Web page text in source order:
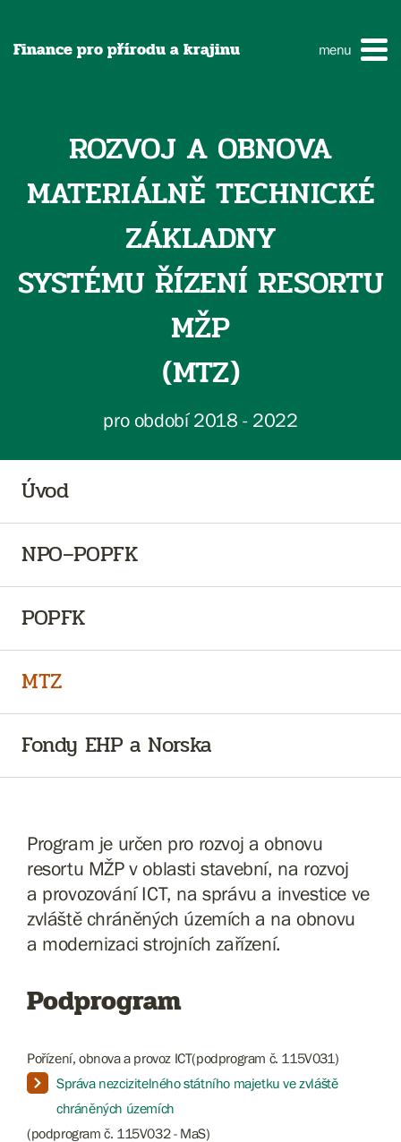
Finance pro přírodu a krajinu menu
ROZVOJ A OBNOVA
MATERIÁLNĚ TECHNICKÉ
ZÁKLADNY
SYSTÉMU ŘÍZENÍ RESORTU
MŽP
(MTZ)
pro období 2018 - 2022
Úvod
NPO–POPFK
POPFK
MTZ
Fondy EHP a Norska
Program je určen pro rozvoj a obnovu
resortu MŽP v oblasti stavební, na rozvoj
a provozování ICT, na správu a investice ve
zvláště chráněných územích a na obnovu
a modernizaci strojních zařízení.
Podprogram
Pořízení, obnova a provoz ICT(podprogram č. 115V031)
Správa nezcizitelného státního majetku ve zvláště
chráněných územích
(podprogram č. 115V032 - MaS)